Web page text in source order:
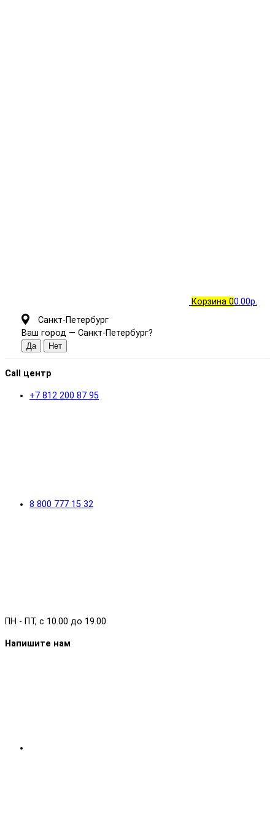
Корзина 00.00р.
Санкт-Петербург
Ваш город — Санкт-Петербург?
Call центр
+7 812 200 87 95
8 800 777 15 32
ПН - ПТ, с 10.00 до 19.00
Напишите нам